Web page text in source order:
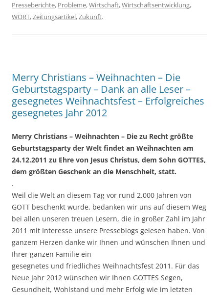
Presseberichte, Probleme,Wirtschaft,Wirtschaftsentwicklung,
WORT,Zeitungsartikel,Zukunft.
Merry Christians – Weihnachten – Die
Geburtstagsparty – Dank an alle Leser –
gesegnetes Weihnachtsfest – Erfolgreiches
gesegnetes Jahr 2012
Merry Christians – Weihnachten – Die zu Recht größte
Geburtstagsparty der Welt findet an Weihnachten am
24.12.2011 zu Ehre von Jesus Christus, dem Sohn GOTTES,
dem größten Geschenk an die Menschheit, statt.
.
Weil die Welt an diesem Tag vor rund 2.000 Jahren von
GOTT beschenkt wurde, bedanken wir uns auf diesem Weg
bei allen unseren treuen Lesern, die in großer Zahl im Jahr
2011 mit Interesse unsere Presseblogs gelesen haben. Von
ganzem Herzen danke wir Ihnen und wünschen Ihnen und
Ihrer ganzen Familie ein
gesegnetes und friedliches Weihnachtsfest 2011. Für das
Neue Jahr 2012 wünschen wir Ihnen GOTTES Segen,
Gesundheit, Wohlstand und mehr Erfolg wie im letzten